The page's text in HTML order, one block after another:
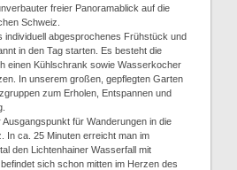
freier Panoramablick auf die
Schweiz.
individuell abgesprochenes Frühstück und
in den Tag starten. Es besteht die
einen Kühlschrank sowie Wasserkocher
In unserem großen, gepflegten Garten
zum Erholen, Entspannen und
für Wanderungen in die
In ca. 25 Minuten erreicht man im
den Lichtenhainer Wasserfall mit
sich schon mitten im Herzen des